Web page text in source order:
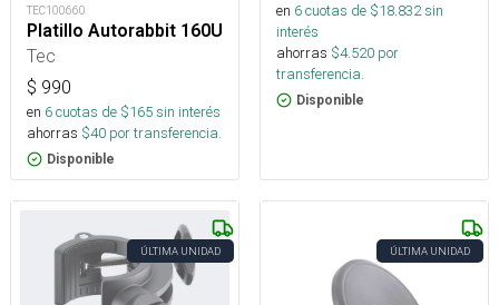
TEC100660
Platillo Autorabbit 160U
Tec
$ 990
en 6cuotas de $165sin interés
ahorras $40 por transferencia.
Disponible
en 6cuotas de $18.832sin
interés
ahorras $4.520 por
transferencia.
Disponible
ÚLTIMA UNIDAD ÚLTIMA UNIDAD